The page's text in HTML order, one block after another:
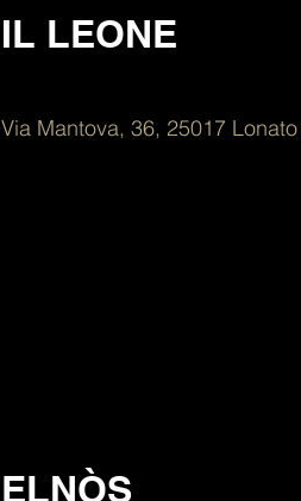
IL LEONE
Via Mantova, 36, 25017
ELNÒS